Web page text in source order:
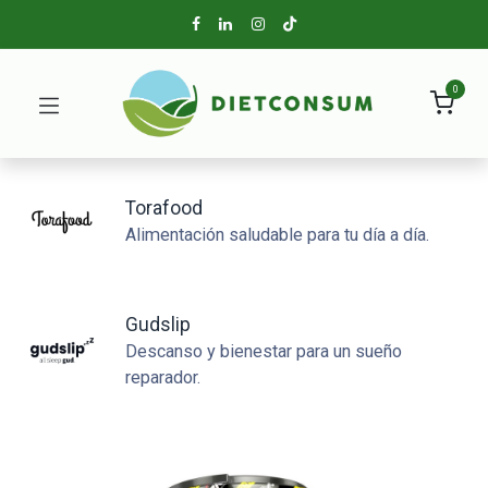
0
Torafood
Alimentación saludable para tu día a día.
Gudslip
Descanso y bienestar para un sueño
reparador.